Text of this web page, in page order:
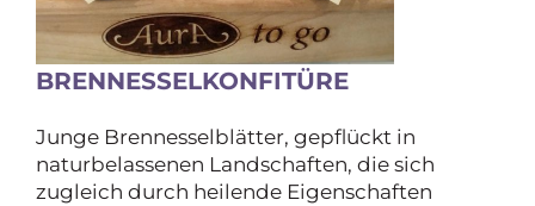
BRENNESSELKONFITÜRE
Junge Brennesselblätter, gepflückt in
naturbelassenen Landschaften, die sich
zugleich durch heilende Eigenschaften